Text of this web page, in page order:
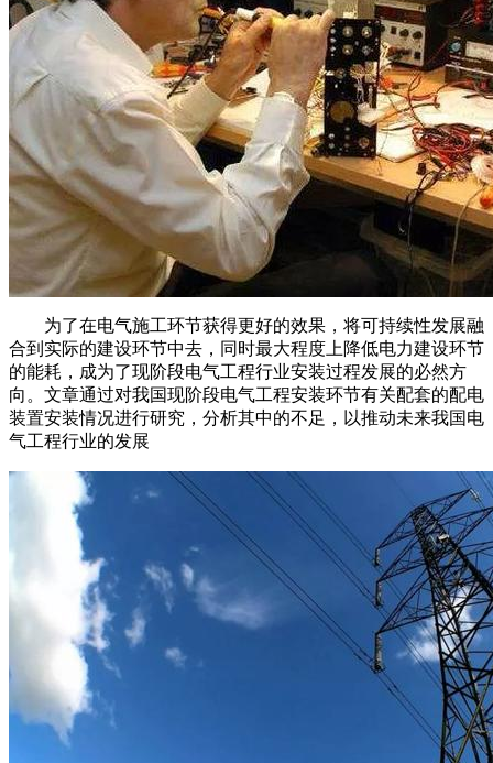
为了在电气施工环节获得更好的效果，将可持续性发展融
合到实际的建设环节中去，同时最大程度上降低电力建设环节
的能耗，成为了现阶段电气工程行业安装过程发展的必然方
向。文章通过对我国现阶段电气工程安装环节有关配套的配电
装置安装情况进行研究，分析其中的不足，以推动未来我国电
气工程行业的发展